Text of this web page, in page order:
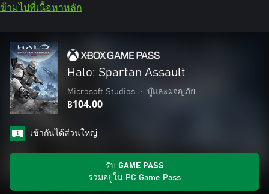
ข้ามไปที่เนื้อหาหลัก
Halo: Spartan Assault
Microsoft Studios • บู๊และผจญภัย
฿104.00
เข้ากันได้ส่วนใหญ่
รับ GAME PASS
รวมอยู่ใน PC Game Pass